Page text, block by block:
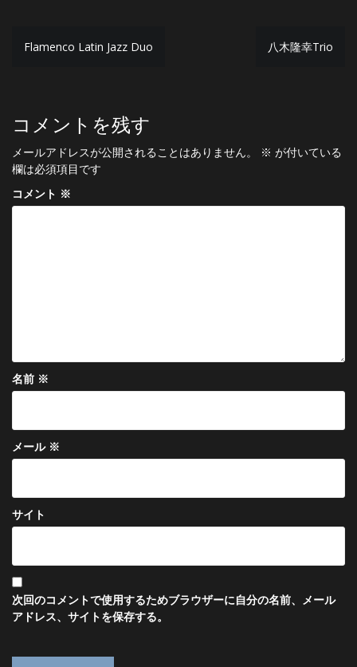
投
ビ
ゲ
ー
シ
Flamenco Latin Jazz Duo 八木隆幸Trio
コメントを残す
メールアドレスが公開されることはありません。 ※ が付いている
欄は必須項目です
コメント ※
名前 ※
メール ※
サイト
次回のコメントで使用するためブラウザーに自分の名前、メール
アドレス、サイトを保存する。